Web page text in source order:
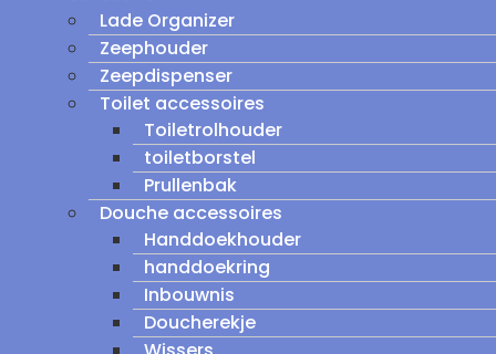
Lade Organizer
Zeephouder
Zeepdispenser
Toilet accessoires
Toiletrolhouder
toiletborstel
Prullenbak
Douche accessoires
Handdoekhouder
handdoekring
Inbouwnis
Doucherekje